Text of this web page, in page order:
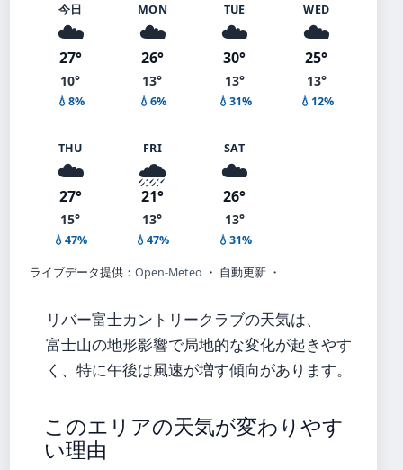
今日
☁️
27°
10°
💧8%
MON
☁️
26°
13°
💧6%
TUE
☁️
30°
13°
💧31%
WED
☁️
25°
13°
💧12%
THU
☁️
27°
15°
💧47%
FRI
🌧️
21°
13°
💧47%
SAT
☁️
26°
13°
💧31%
ライブデータ提供： Open-Meteo ・ 自動更新 ・
リバー富士カントリークラブの天気は、
富士山の地形影響で局地的な変化が起きやす
く、特に午後は風速が増す傾向があります。
このエリアの天気が変わりやす
い理由